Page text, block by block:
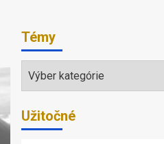
Témy
Témy
Užitočné